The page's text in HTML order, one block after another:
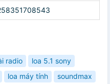
radio
loa 5.1 sony
loa máy tính
soundmax